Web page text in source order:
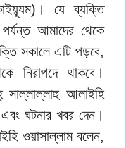
যে ব্যক্তি
আমাদের থেকে
সকালে এটি পড়বে,
নিরাপদে থাকবে।
সাল্লাল্লাহু আলাইহি
ঘটনার খবর দেন।
ওয়াসাল্লাম বলেন,